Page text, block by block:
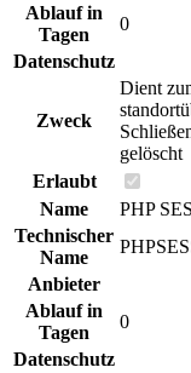
Ablauf in
Tagen
0
Datenschutz
Zweck
Dient
gelöscht
Erlaubt
Name
PHP
Technischer
Name
Anbieter
Ablauf in
Tagen
0
Datenschutz